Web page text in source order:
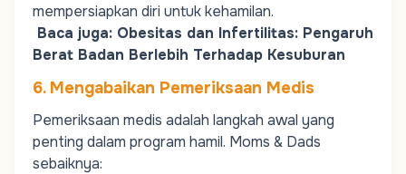
mempersiapkan diri untuk kehamilan.
Baca juga: Obesitas dan Infertilitas: Pengaruh
Berat Badan Berlebih Terhadap Kesuburan
6. Mengabaikan Pemeriksaan Medis
Pemeriksaan medis adalah langkah awal yang
penting dalam program hamil. Moms & Dads
sebaiknya: